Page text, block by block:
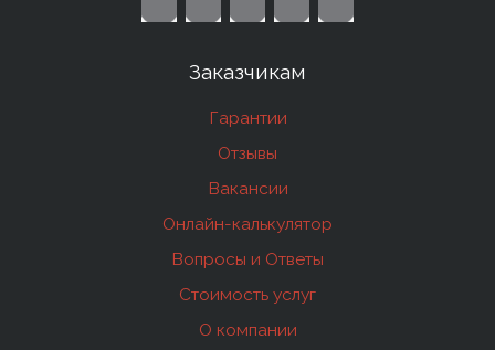
Заказчикам
Гарантии
Отзывы
Вакансии
Онлайн-калькулятор
Вопросы и Ответы
Стоимость услуг
О компании